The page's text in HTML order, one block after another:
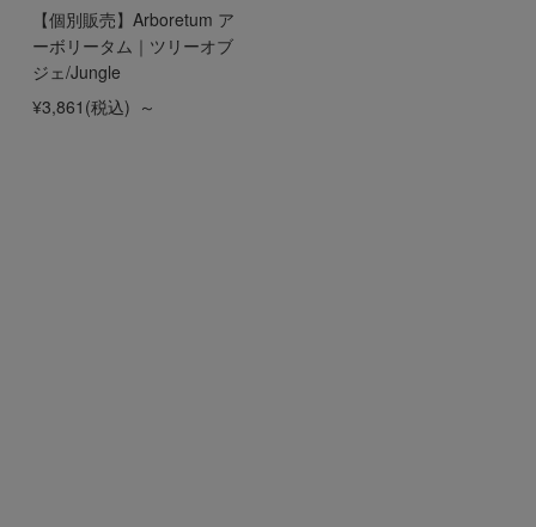
【個別販売】Arboretum ア
ーボリータム｜ツリーオブ
ジェ/Jungle
¥3,861 (税込) ～